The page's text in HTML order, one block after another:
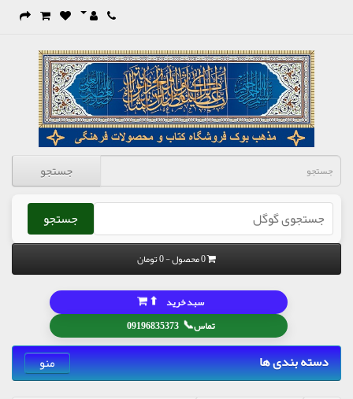
جستجو
جستجو
0 محصول - 0 تومان
تماس📞
09196835373
سبد خرید ⬆
دسته بندی ها منو